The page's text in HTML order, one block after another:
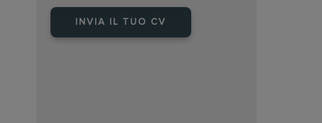
INVIA IL TUO CV